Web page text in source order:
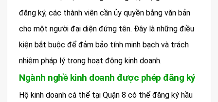
đăng ký, các thành viên cần ủy quyền bằng văn bản
cho một người đại diện đứng tên. Đây là những điều
kiện bắt buộc để đảm bảo tính minh bạch và trách
nhiệm pháp lý trong hoạt động kinh doanh.
Ngành nghề kinh doanh được phép đăng ký
Hộ kinh doanh cá thể tại Quận 8 có thể đăng ký hầu